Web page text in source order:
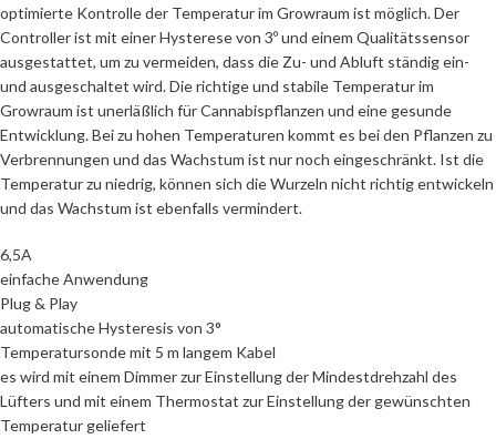
optimierte Kontrolle der Temperatur im Growraum ist möglich. Der
Controller ist mit einer Hysterese von 3º und einem Qualitätssensor
ausgestattet, um zu vermeiden, dass die Zu- und Abluft ständig ein-
und ausgeschaltet wird. Die richtige und stabile Temperatur im
Growraum ist unerläßlich für Cannabispflanzen und eine gesunde
Entwicklung. Bei zu hohen Temperaturen kommt es bei den Pflanzen zu
Verbrennungen und das Wachstum ist nur noch eingeschränkt. Ist die
Temperatur zu niedrig, können sich die Wurzeln nicht richtig entwickeln
und das Wachstum ist ebenfalls vermindert.
6,5A
einfache Anwendung
Plug & Play
automatische Hysteresis von 3°
Temperatursonde mit 5 m langem Kabel
es wird mit einem Dimmer zur Einstellung der Mindestdrehzahl des
Lüfters und mit einem Thermostat zur Einstellung der gewünschten
Temperatur geliefert